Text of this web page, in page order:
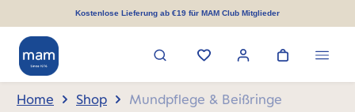
springenKostenlose Lieferung ab €19 für MAM Club Mitglieder
Home Shop Mundpflege & Beißringe